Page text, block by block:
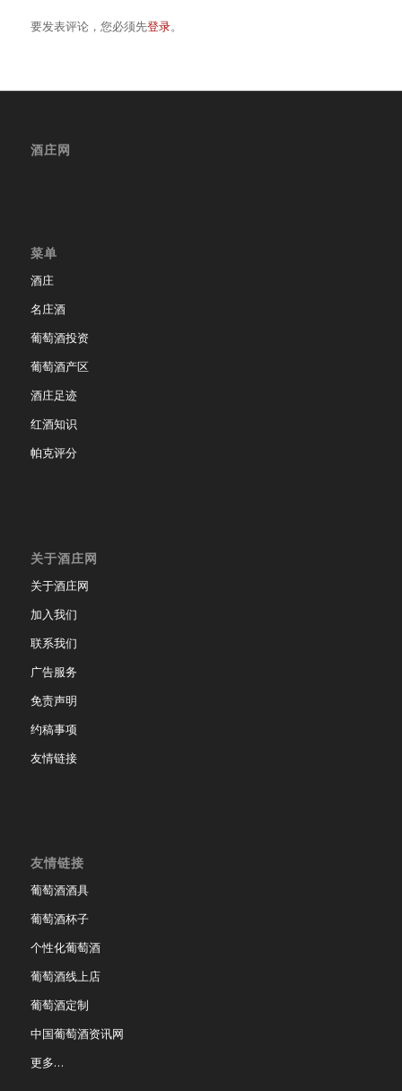
要发表评论，您必须先登录。
酒庄网
菜单
酒庄
名庄酒
葡萄酒投资
葡萄酒产区
酒庄足迹
红酒知识
帕克评分
关于酒庄网
关于酒庄网
加入我们
联系我们
广告服务
免责声明
约稿事项
友情链接
友情链接
葡萄酒酒具
葡萄酒杯子
个性化葡萄酒
葡萄酒线上店
葡萄酒定制
中国葡萄酒资讯网
更多…